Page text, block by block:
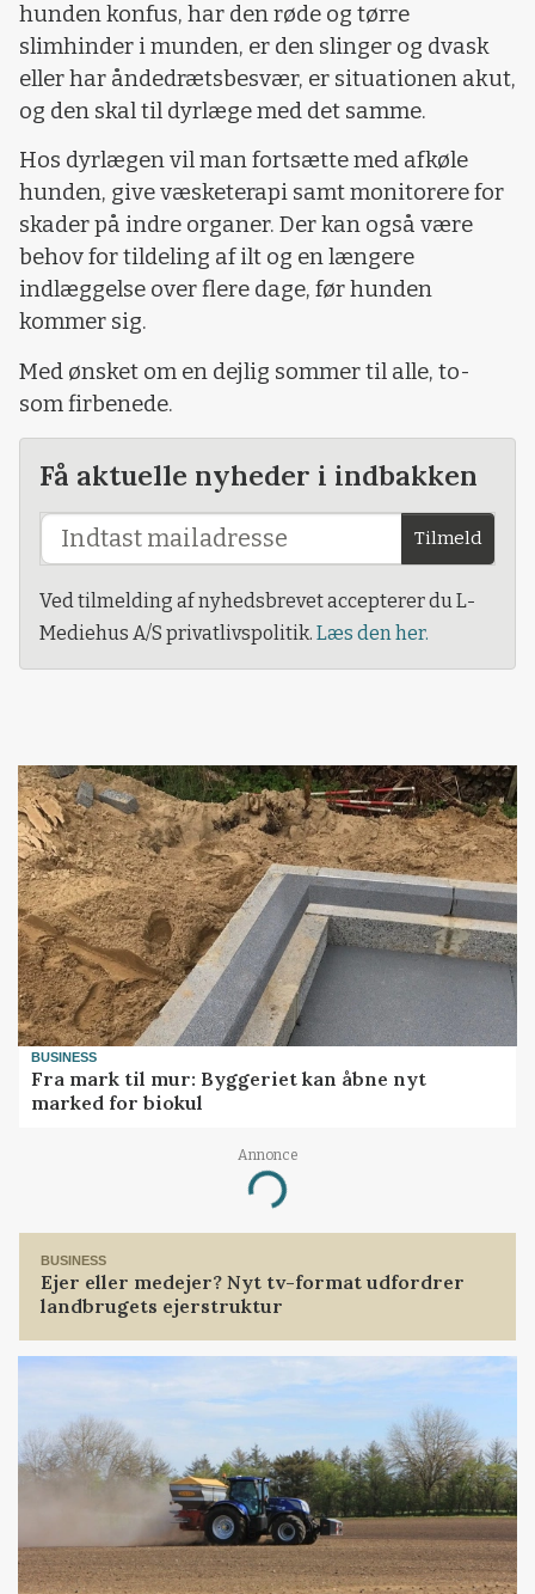
hunden konfus, har den røde og tørre
slimhinder i munden, er den slinger og dvask
eller har åndedrætsbesvær, er situationen akut,
og den skal til dyrlæge med det samme.
Hos dyrlægen vil man fortsætte med afkøle
hunden, give væsketerapi samt monitorere for
skader på indre organer. Der kan også være
behov for tildeling af ilt og en længere
indlæggelse over flere dage, før hunden
kommer sig.
Med ønsket om en dejlig sommer til alle, to-
som firbenede.
Få aktuelle nyheder i indbakken
Tilmeld
Ved tilmelding af nyhedsbrevet accepterer du L-
Mediehus A/S privatlivspolitik. Læs den her.
BUSINESS
Fra mark til mur: Byggeriet kan åbne nyt
marked for biokul
Annonce
Loading...
BUSINESS
Ejer eller medejer? Nyt tv-format udfordrer
landbrugets ejerstruktur